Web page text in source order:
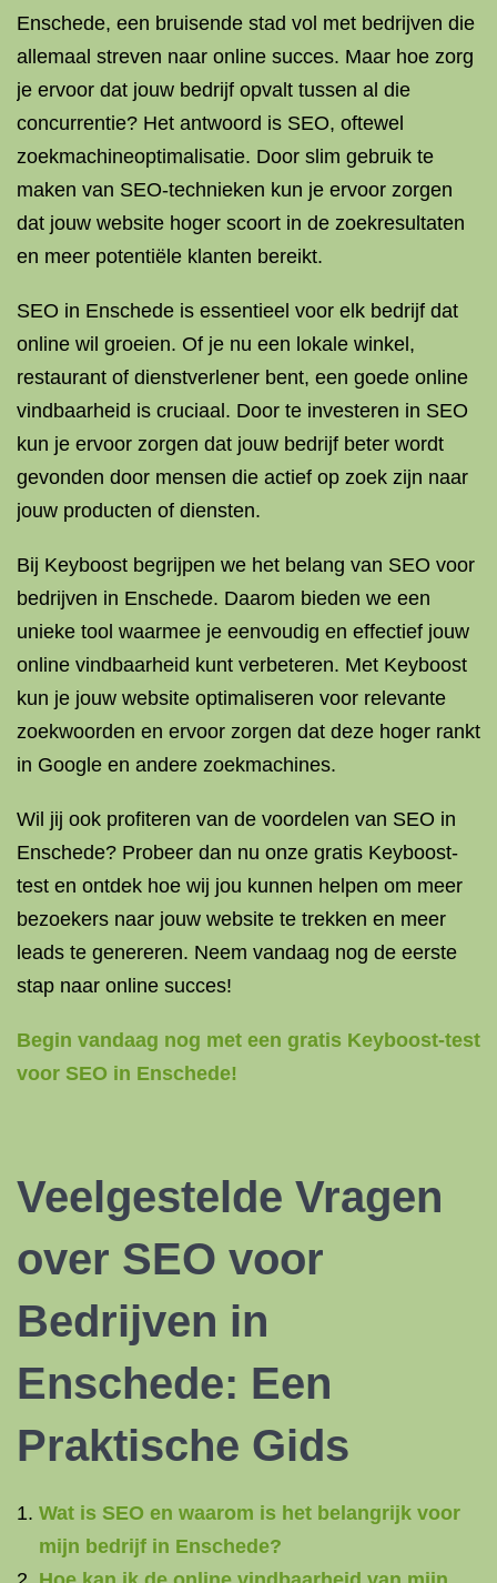
Enschede, een bruisende stad vol met bedrijven die
allemaal streven naar online succes. Maar hoe zorg
je ervoor dat jouw bedrijf opvalt tussen al die
concurrentie? Het antwoord is SEO, oftewel
zoekmachineoptimalisatie. Door slim gebruik te
maken van SEO-technieken kun je ervoor zorgen
dat jouw website hoger scoort in de zoekresultaten
en meer potentiële klanten bereikt.
SEO in Enschede is essentieel voor elk bedrijf dat
online wil groeien. Of je nu een lokale winkel,
restaurant of dienstverlener bent, een goede online
vindbaarheid is cruciaal. Door te investeren in SEO
kun je ervoor zorgen dat jouw bedrijf beter wordt
gevonden door mensen die actief op zoek zijn naar
jouw producten of diensten.
Bij Keyboost begrijpen we het belang van SEO voor
bedrijven in Enschede. Daarom bieden we een
unieke tool waarmee je eenvoudig en effectief jouw
online vindbaarheid kunt verbeteren. Met Keyboost
kun je jouw website optimaliseren voor relevante
zoekwoorden en ervoor zorgen dat deze hoger rankt
in Google en andere zoekmachines.
Wil jij ook profiteren van de voordelen van SEO in
Enschede? Probeer dan nu onze gratis Keyboost-
test en ontdek hoe wij jou kunnen helpen om meer
bezoekers naar jouw website te trekken en meer
leads te genereren. Neem vandaag nog de eerste
stap naar online succes!
Begin vandaag nog met een gratis Keyboost-test
voor SEO in Enschede!
Veelgestelde Vragen
over SEO voor
Bedrijven in
Enschede: Een
Praktische Gids
Wat is SEO en waarom is het belangrijk voor
mijn bedrijf in Enschede?